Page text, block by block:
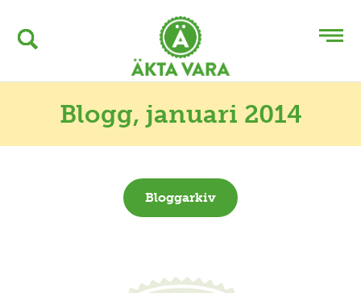
Blogg, januari 2014
Bloggarkiv